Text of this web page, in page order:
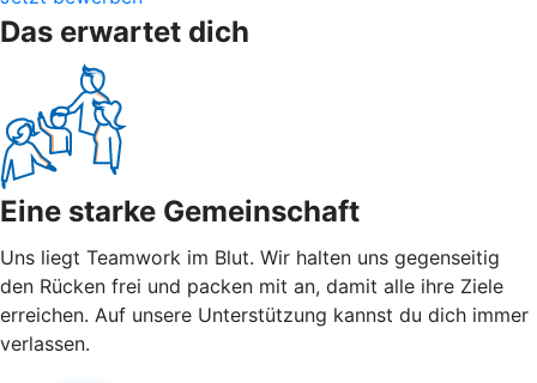
Das erwartet dich
Eine starke Gemeinschaft
Uns liegt Teamwork im Blut. Wir halten uns gegenseitig
den Rücken frei und packen mit an, damit alle ihre Ziele
erreichen. Auf unsere Unterstützung kannst du dich immer
verlassen.